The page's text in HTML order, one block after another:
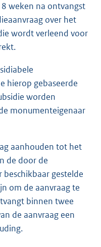
weken na ontvangst
over het
wordt verleend voor
hierop gebaseerde
worden
monumenteigenaar
aanhouden tot het
de door de
gestelde
om de aanvraag te
binnen twee
de aanvraag een